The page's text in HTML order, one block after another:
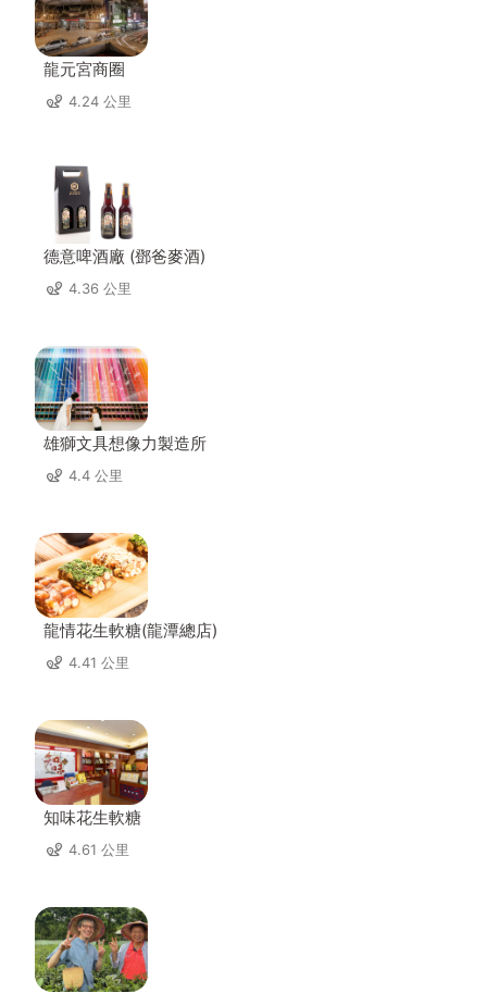
龍元宮商圈
4.24 公里
德意啤酒廠 (鄧爸麥酒)
4.36 公里
雄獅文具想像力製造所
4.4 公里
龍情花生軟糖(龍潭總店)
4.41 公里
知味花生軟糖
4.61 公里